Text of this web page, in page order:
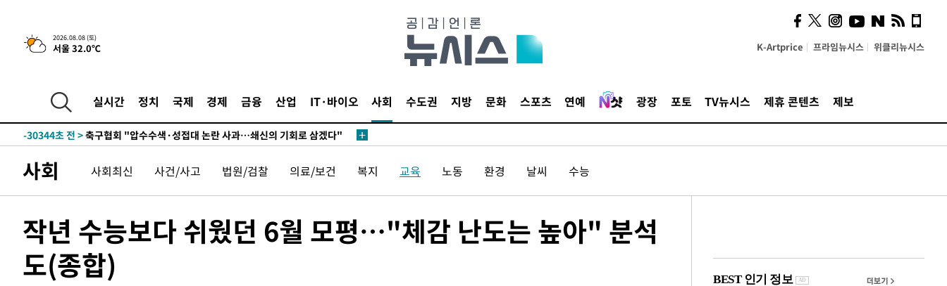
2026.08.08 (토)
서울 32.0℃ K-Artprice 프라임뉴시스 위클리뉴시스
실시간 정치 국제 경제 금융 산업 IT·바이오 사회 수도권 지방 문화 스포츠 연예 광장 포토 TV뉴시스 제휴 콘텐츠 제보
-10628초 전 >
-30344초 전 >축구협회 "압수수색·성접대 논란 사과…쇄신의 기회로 삼겠다"
송"
-17482초 전 >
'최고 37도' 폭염 지속…강원동해안 최대 150㎜ 비
-10608초 전 >[속보]뉴욕증시 상승 마감…S&P 0.6% 나스닥 1.3%↑
-28881초 전 >[속보]'압수수색·성접대 논란' 축구협회 "실망과 걱정 안겨드려 죄
-17502초 전 >'최고 37도' 폭염 지속…강원동해안 최대 150㎜ 비
-10628초 전 > [속보]뉴욕증시 상승 마감…S&P 0.6% 나스닥 1.3%↑
사회 사회최신 사건/사고 법원/검찰 의료/보건 복지 교육 노동 환경 날씨 수능
작년 수능보다 쉬웠던 6월 모평…"체감 난도는 높아" 분석
도(종합)
시, 스마트폰 액세서리에
NFC 더했다